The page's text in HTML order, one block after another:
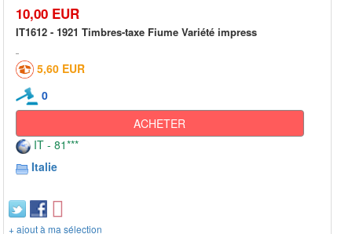
10,00 EUR
IT1612 - 1921 Timbres-taxe Fiume Variété impress
5,60 EUR
0
ACHETER
IT - 81***
Italie
+ ajout à ma sélection